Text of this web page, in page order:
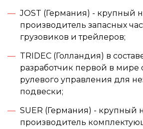
JOST (Германия) - крупный
производитель запасных
грузовиков и трейлеров;
TRIDEC (Голландия) в
разработчик первой в мире
рулевого управления для
подвески;
SUER (Германия) - крупный
производитель